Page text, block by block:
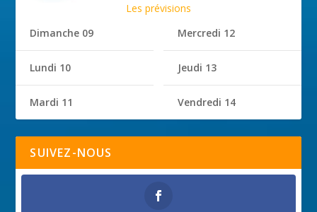
Les prévisions
Dimanche 09
Lundi 10
Mardi 11
Mercredi 12
Jeudi 13
Vendredi 14
SUIVEZ-NOUS